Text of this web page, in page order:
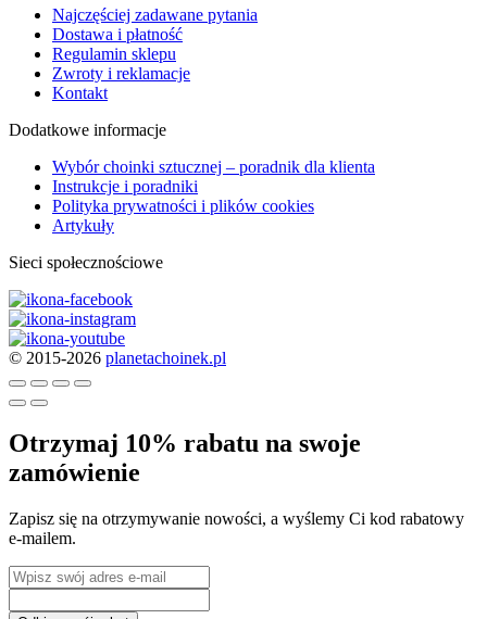
Najczęściej zadawane pytania
Dostawa i płatność
Regulamin sklepu
Zwroty i reklamacje
Kontakt
Dodatkowe informacje
Wybór choinki sztucznej – poradnik dla klienta
Instrukcje i poradniki
Polityka prywatności i plików cookies
Artykuły
Sieci społecznościowe
© 2015-2026 planetachoinek.pl
Otrzymaj 10% rabatu na swoje
zamówienie
Zapisz się na otrzymywanie nowości, a wyślemy Ci kod rabatowy
e-mailem.